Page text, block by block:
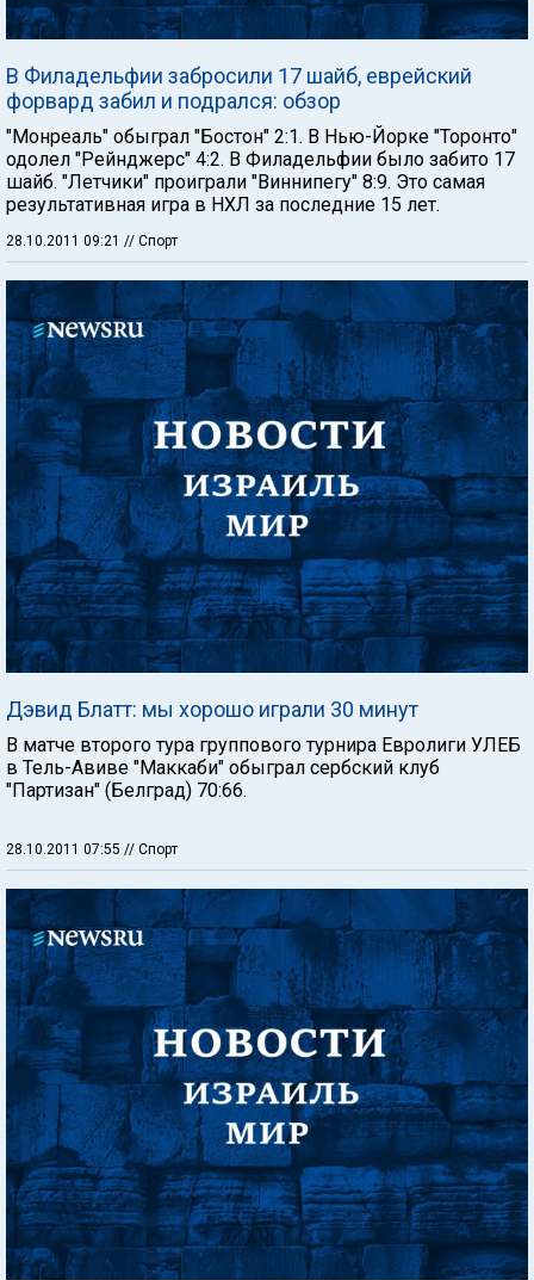
В Филадельфии забросили 17 шайб, еврейский
форвард забил и подрался: обзор
"Монреаль" обыграл "Бостон" 2:1. В Нью-Йорке "Торонто"
одолел "Рейнджерс" 4:2. В Филадельфии было забито 17
шайб. "Летчики" проиграли "Виннипегу" 8:9. Это самая
результативная игра в НХЛ за последние 15 лет.
28.10.2011 09:21 // Спорт
Дэвид Блатт: мы хорошо играли 30 минут
В матче второго тура группового турнира Евролиги УЛЕБ
в Тель-Авиве "Маккаби" обыграл сербский клуб
"Партизан" (Белград) 70:66.
28.10.2011 07:55 // Спорт